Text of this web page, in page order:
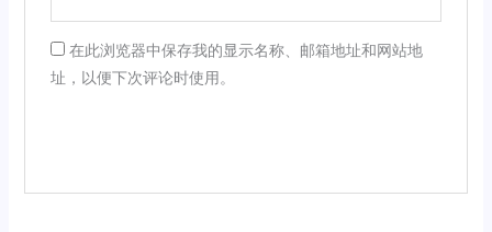
在此浏览器中保存我的显示名称、邮箱地址和网站地
址，以便下次评论时使用。